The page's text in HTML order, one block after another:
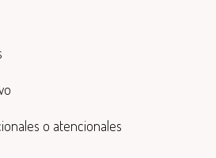
o atencionales